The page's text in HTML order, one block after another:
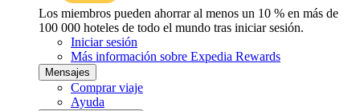
Los miembros pueden ahorrar al menos un 10 % en más de
100 000 hoteles de todo el mundo tras iniciar sesión.
Iniciar sesión
Más información sobre Expedia Rewards
Mensajes
Comprar viaje
Ayuda